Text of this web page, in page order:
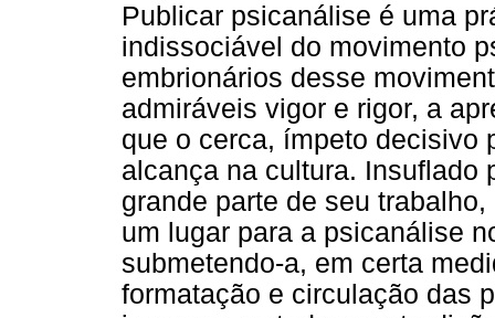
Publicar psicanálise é uma
indissociável do movimento
embrionários desse
admiráveis vigor e rigor, a
que o cerca, ímpeto decisivo
alcança na cultura. Insuflado
grande parte de seu
um lugar para a psicanálise
submetendo-a, em certa
formatação e circulação das